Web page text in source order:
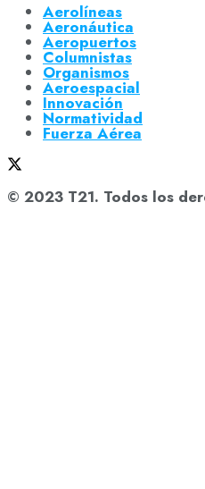
Aerolíneas
Aeronáutica
Aeropuertos
Columnistas
Organismos
Aeroespacial
Innovación
Normatividad
Fuerza Aérea
© 2023 T21. Todos los